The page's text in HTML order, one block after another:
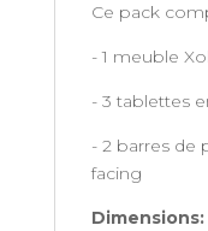
Ce pack
- 1 meuble
- 3 tablettes
- 2 barres de
facing